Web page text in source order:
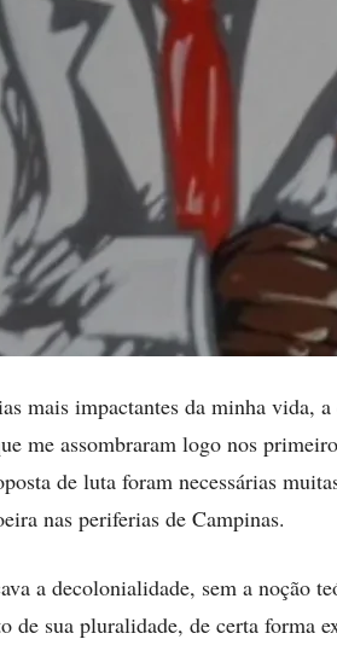
mais impactantes da minha vida, a
me assombraram logo nos
de luta foram necessárias
nas periferias de Campinas.
a decolonialidade, sem a noção
sua pluralidade, de certa forma